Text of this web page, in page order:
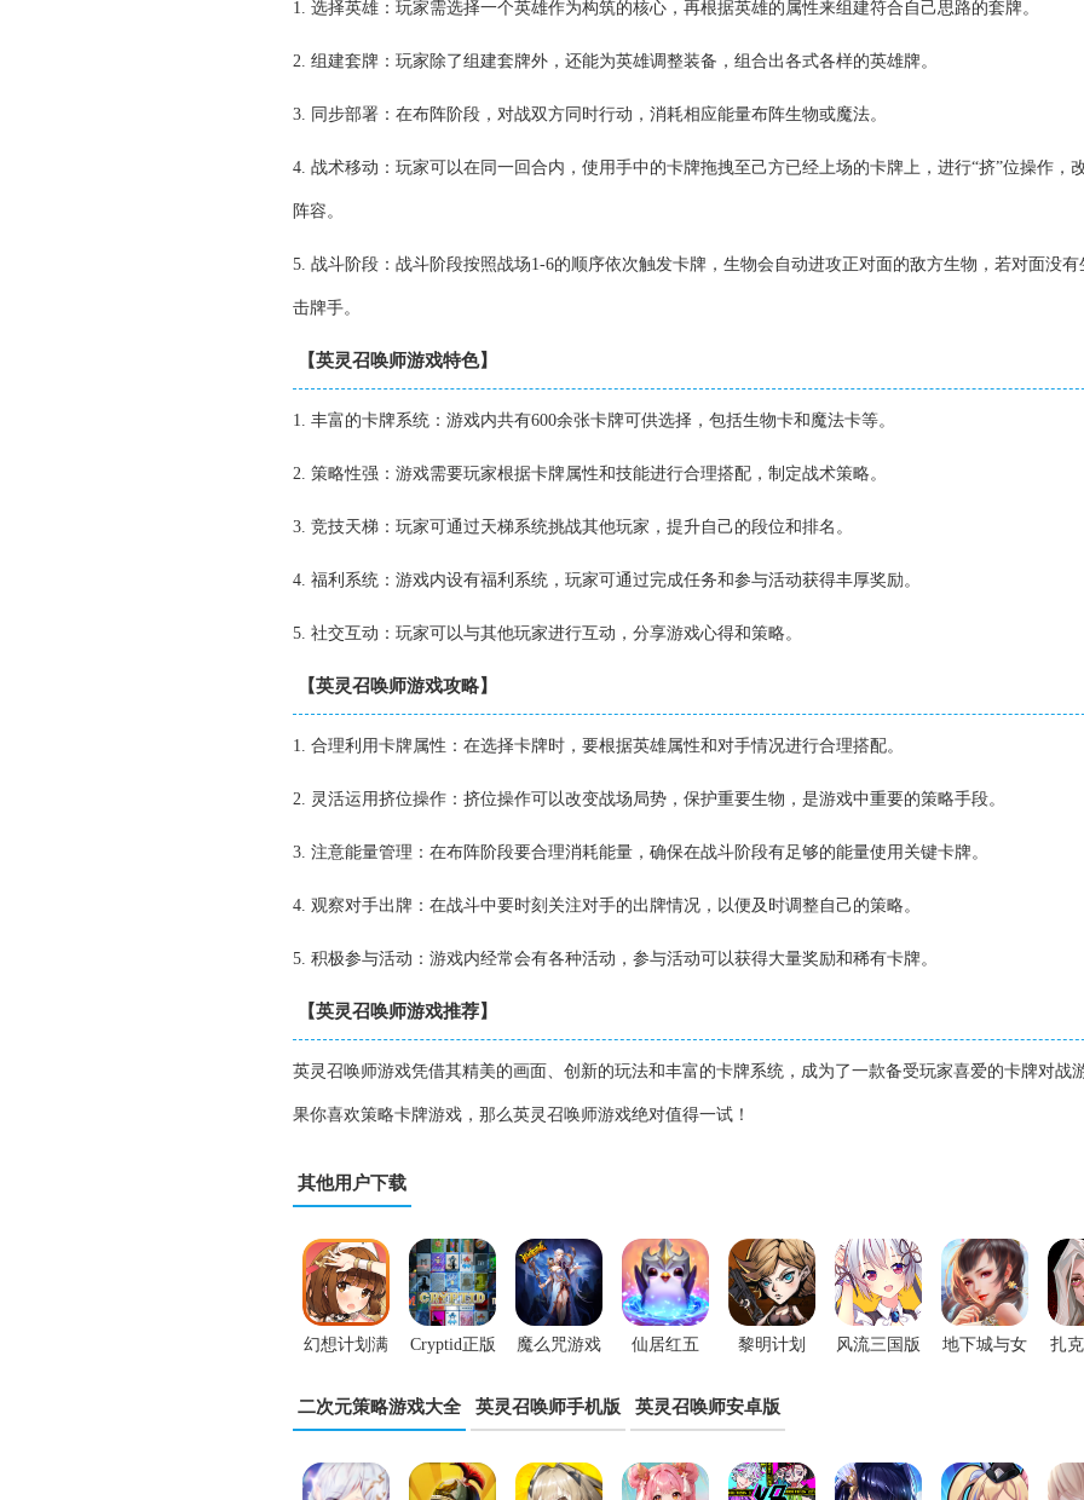
1. 选择英雄：玩家需选择一个英雄作为构筑的核心，再根据英雄的属性来组建符合自己思路的套牌。
2. 组建套牌：玩家除了组建套牌外，还能为英雄调整装备，组合出各式各样的英雄牌。
3. 同步部署：在布阵阶段，对战双方同时行动，消耗相应能量布阵生物或魔法。
4. 战术移动：玩家可以在同一回合内，使用手中的卡牌拖拽至己方已经上场的卡牌上，进行“挤”位操作，
阵容。
5. 战斗阶段：战斗阶段按照战场1-6的顺序依次触发卡牌，生物会自动进攻正对面的敌方生物，若对面没有
击牌手。
【英灵召唤师游戏特色】
1. 丰富的卡牌系统：游戏内共有600余张卡牌可供选择，包括生物卡和魔法卡等。
2. 策略性强：游戏需要玩家根据卡牌属性和技能进行合理搭配，制定战术策略。
3. 竞技天梯：玩家可通过天梯系统挑战其他玩家，提升自己的段位和排名。
4. 福利系统：游戏内设有福利系统，玩家可通过完成任务和参与活动获得丰厚奖励。
5. 社交互动：玩家可以与其他玩家进行互动，分享游戏心得和策略。
【英灵召唤师游戏攻略】
1. 合理利用卡牌属性：在选择卡牌时，要根据英雄属性和对手情况进行合理搭配。
2. 灵活运用挤位操作：挤位操作可以改变战场局势，保护重要生物，是游戏中重要的策略手段。
3. 注意能量管理：在布阵阶段要合理消耗能量，确保在战斗阶段有足够的能量使用关键卡牌。
4. 观察对手出牌：在战斗中要时刻关注对手的出牌情况，以便及时调整自己的策略。
5. 积极参与活动：游戏内经常会有各种活动，参与活动可以获得大量奖励和稀有卡牌。
【英灵召唤师游戏推荐】
英灵召唤师游戏凭借其精美的画面、创新的玩法和丰富的卡牌系统，成为了一款备受玩家喜爱的卡牌对战
果你喜欢策略卡牌游戏，那么英灵召唤师游戏绝对值得一试！
其他用户下载
幻想计划满
V版
Cryptid正版 魔么咒游戏 仙居红五 黎明计划 风流三国版 地下城与女 扎
二次元策略游戏大全 英灵召唤师手机版 英灵召唤师安卓版